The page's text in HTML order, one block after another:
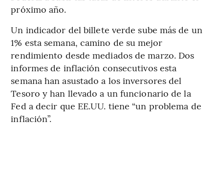
próximo año.
Un indicador del billete verde sube más de un
1% esta semana, camino de su mejor
rendimiento desde mediados de marzo. Dos
informes de inflación consecutivos esta
semana han asustado a los inversores del
Tesoro y han llevado a un funcionario de la
Fed a decir que EE.UU. tiene “un problema de
inflación”.